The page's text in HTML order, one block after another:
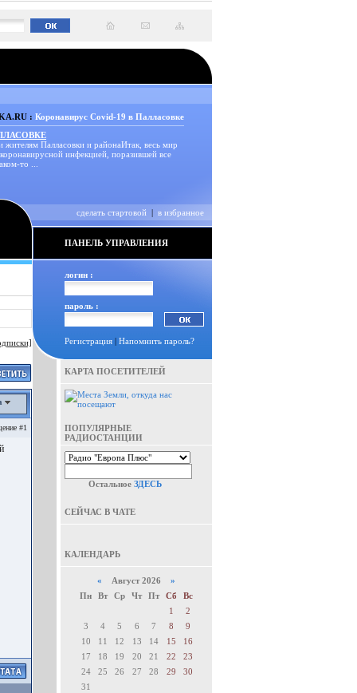
: Коронавирус Covid-19 в Палласовке
Палласовки и районаИтак, весь мир
инфекцией, поразившей все
то ...
сделать стартовой | в избранное
ПАНЕЛЬ УПРАВЛЕНИЯ
#1
логин :
пароль :
Регистрация | Напомнить пароль?
КАРТА ПОСЕТИТЕЛЕЙ
ПОПУЛЯРНЫЕ
РАДИОСТАНЦИИ
Остальное ЗДЕСЬ
СЕЙЧАС В ЧАТЕ
КАЛЕНДАРЬ
« Август 2026 »
Пн
Вт Ср Чт Пт Сб
Вс
1
2
3
4 5 6 7 8
9
10
11 12 13 14 15
16
17
18 19 20 21 22
23
24
25 26 27 28 29
30
31